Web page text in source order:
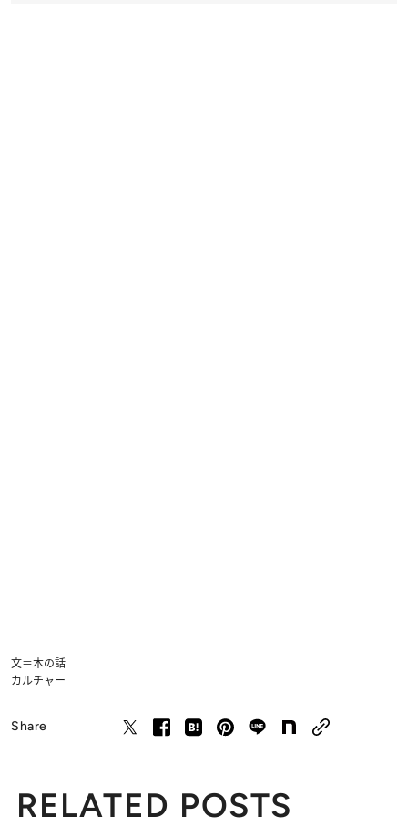
文＝本の話
カルチャー
Share
RELATED POSTS